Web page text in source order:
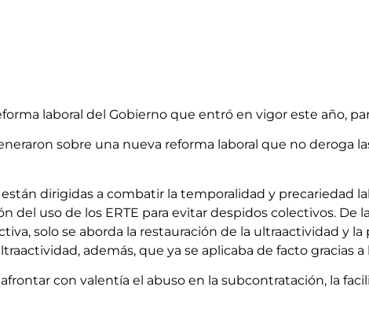
laboral del Gobierno que entró en vigor este año,
sobre una nueva reforma laboral que no deroga
dirigidas a combatir la temporalidad y precariedad
del uso de los ERTE para evitar despidos colectivos.
solo se aborda la restauración de la ultraactividad y
además, que ya se aplicaba de facto gracias
con valentía el abuso en la subcontratación, la